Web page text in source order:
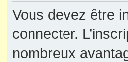
Vous devez être
connecter.
nombreux